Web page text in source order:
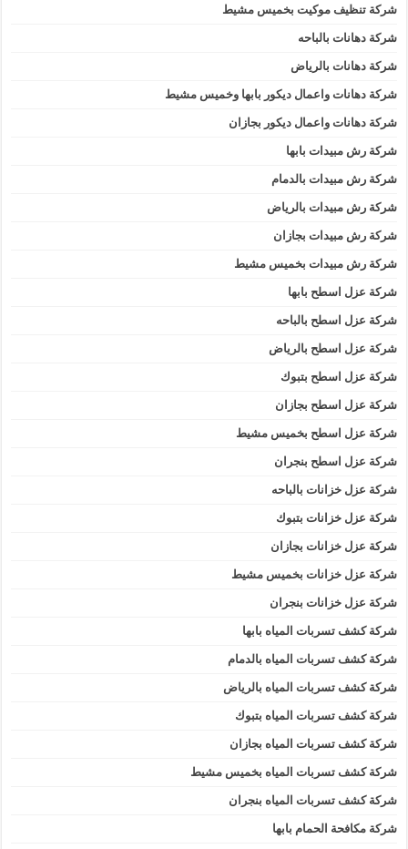
شركة تنظيف موكيت بخميس مشيط
شركة دهانات بالباحه
شركة دهانات بالرياض
شركة دهانات واعمال ديكور بابها وخميس مشيط
شركة دهانات واعمال ديكور بجازان
شركة رش مبيدات بابها
شركة رش مبيدات بالدمام
شركة رش مبيدات بالرياض
شركة رش مبيدات بجازان
شركة رش مبيدات بخميس مشيط
شركة عزل اسطح بابها
شركة عزل اسطح بالباحه
شركة عزل اسطح بالرياض
شركة عزل اسطح بتبوك
شركة عزل اسطح بجازان
شركة عزل اسطح بخميس مشيط
شركة عزل اسطح بنجران
شركة عزل خزانات بالباحه
شركة عزل خزانات بتبوك
شركة عزل خزانات بجازان
شركة عزل خزانات بخميس مشيط
شركة عزل خزانات بنجران
شركة كشف تسربات المياه بابها
شركة كشف تسربات المياه بالدمام
شركة كشف تسربات المياه بالرياض
شركة كشف تسربات المياه بتبوك
شركة كشف تسربات المياه بجازان
شركة كشف تسربات المياه بخميس مشيط
شركة كشف تسربات المياه بنجران
شركة مكافحة الحمام بابها